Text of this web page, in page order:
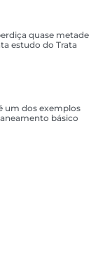
quase metade
estudo do Trata
um dos exemplos
básico